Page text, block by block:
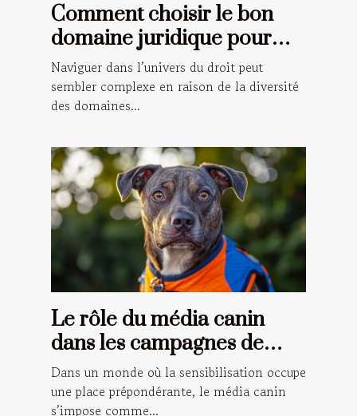
Comment choisir le bon
domaine juridique pour
votre situation ?
Naviguer dans l’univers du droit peut
sembler complexe en raison de la diversité
des domaines...
Le rôle du média canin
dans les campagnes de
sensibilisation
Dans un monde où la sensibilisation occupe
une place prépondérante, le média canin
s’impose comme...